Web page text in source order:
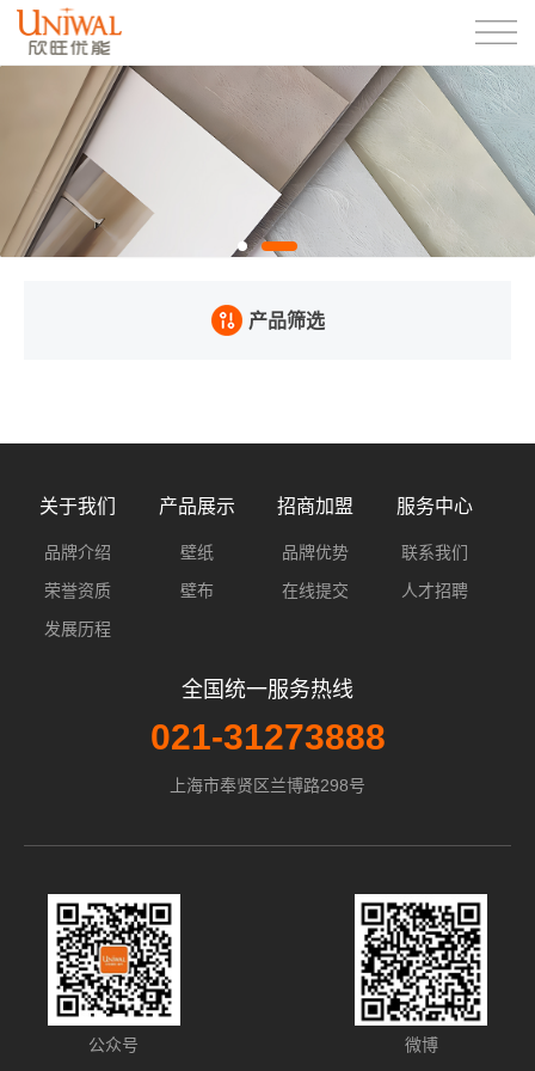
产品筛选
关于我们
品牌介绍
荣誉资质
发展历程
产品展示
壁纸
壁布
招商加盟
品牌优势
在线提交
服务中心
联系我们
人才招聘
全国统一服务热线
021-31273888
上海市奉贤区兰博路298号
公众号 微博